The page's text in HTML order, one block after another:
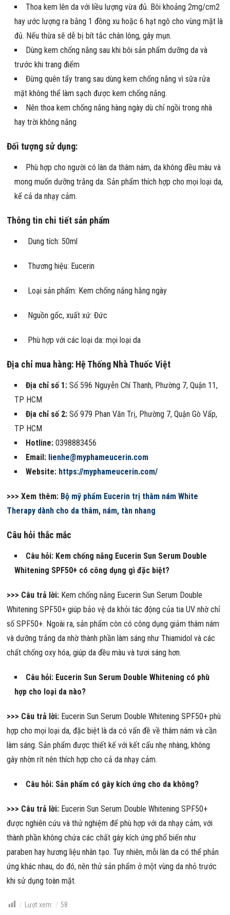
Thoa kem lên da với liều lượng vừa đủ. Bôi khoảng 2mg/cm2
hay ước lượng ra bằng 1 đồng xu hoặc 6 hạt ngô cho vùng mặt là
đủ. Nếu thừa sẽ dễ bị bít tắc chân lông, gây mụn.
Dùng kem chống nắng sau khi bôi sản phẩm dưỡng da và
trước khi trang điểm
Đừng quên tẩy trang sau dùng kem chống nắng vì sữa rửa
mặt không thể làm sạch được kem chống nắng.
Nên thoa kem chống nắng hàng ngày dù chỉ ngồi trong nhà
hay trời không nắng
Đối tượng sử dụng:
Phù hợp cho người có làn da thâm nám, da không đều màu và
mong muốn dưỡng trắng da. Sản phẩm thích hợp cho mọi loại da,
kể cả da nhạy cảm.
Thông tin chi tiết sản phẩm
Dung tích: 50ml
Thương hiệu: Eucerin
Loại sản phẩm: Kem chống nắng hằng ngày
Nguồn gốc, xuất xứ: Đức
Phù hợp với các loại da: mọi loại da
Địa chỉ mua hàng: Hệ Thống Nhà Thuốc Việt
Địa chỉ số 1:Số 596 Nguyễn Chí Thanh, Phường 7, Quận 11,
TP HCM
Địa chỉ số 2:Số 979 Phan Văn Trị, Phường 7, Quận Gò Vấp,
TP HCM
Hotline: 0398883456
Email: lienhe@myphameucerin.com
Website: https://myphameucerin.com/
>>> Xem thêm: Bộ mỹ phẩm Eucerin trị thâm nám White
Therapy dành cho da thâm, nám, tàn nhang
Câu hỏi thắc mắc
Câu hỏi: Kem chống nắng Eucerin Sun Serum Double
Whitening SPF50+ có công dụng gì đặc biệt?
>>> Câu trả lời: Kem chống nắng Eucerin Sun Serum Double
Whitening SPF50+ giúp bảo vệ da khỏi tác động của tia UV nhờ chỉ
số SPF50+. Ngoài ra, sản phẩm còn có công dụng giảm thâm nám
và dưỡng trắng da nhờ thành phần làm sáng như Thiamidol và các
chất chống oxy hóa, giúp da đều màu và tươi sáng hơn.
Câu hỏi: Eucerin Sun Serum Double Whitening có phù
hợp cho loại da nào?
>>> Câu trả lời: Eucerin Sun Serum Double Whitening SPF50+ phù
hợp cho mọi loại da, đặc biệt là da có vấn đề về thâm nám và cần
làm sáng. Sản phẩm được thiết kế với kết cấu nhẹ nhàng, không
gây nhờn rít nên thích hợp cho cả da nhạy cảm.
Câu hỏi: Sản phẩm có gây kích ứng cho da không?
>>> Câu trả lời: Eucerin Sun Serum Double Whitening SPF50+
được nghiên cứu và thử nghiệm để phù hợp với da nhạy cảm, với
thành phần không chứa các chất gây kích ứng phổ biến như
paraben hay hương liệu nhân tạo. Tuy nhiên, mỗi làn da có thể phản
ứng khác nhau, do đó, nên thử sản phẩm ở một vùng da nhỏ trước
khi sử dụng toàn mặt.
Lượt xem: 58